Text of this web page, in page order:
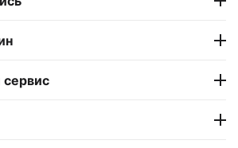
сервис